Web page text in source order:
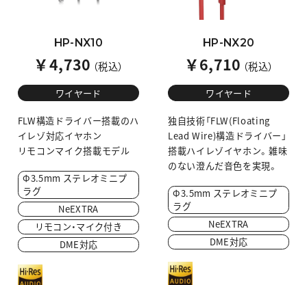
HP-NX10
￥4,730 （税込）
ワイヤード
FLW構造ドライバー搭載のハ
イレゾ対応イヤホン
リモコンマイク搭載モデル
Φ3.5mm ステレオミニプ
ラグ
NeEXTRA
リモコン・マイク付き
DME対応
HP-NX20
￥6,710 （税込）
ワイヤード
独自技術「FLW(Floating
Lead Wire)構造ドライバー」
搭載ハイレゾイヤホン。雑味
のない澄んだ音色を実現。
Φ3.5mm ステレオミニプ
ラグ
NeEXTRA
DME対応